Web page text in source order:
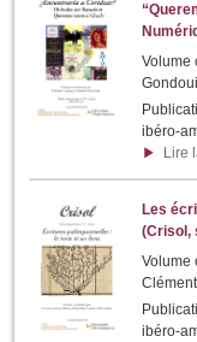
Volume
ibéro-
Lire
Les
(Crisol,
Volume
ibéro-